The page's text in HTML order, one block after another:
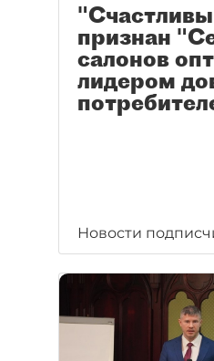
признан
салонов
лидером
Новости